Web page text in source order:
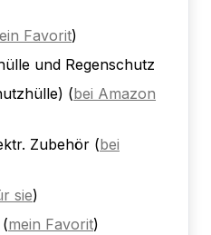
Favorit)
und Regenschutz
(bei Amazon
Zubehör (bei
sie)
(mein Favorit)